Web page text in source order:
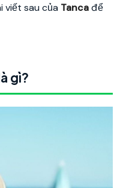
viết sau của Tancađể
gì?